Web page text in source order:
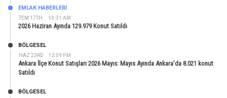
TEM 17TH 10:31 AM
EMLAK HABERLERI
2026 Haziran Ayında 129.979 Konut Satıldı
HAZ 23RD 12:59 PM
BÖLGESEL
Ankara İlçe Konut Satışları 2026 Mayıs: Mayıs Ayında Ankara’da 8.021 konut
Satıldı
BÖLGESEL